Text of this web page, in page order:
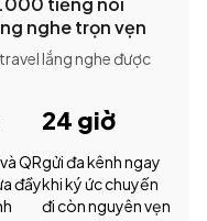
nghe trọn vẹn
lắng nghe được
QR
đầy
24 giờ
gửi đa kênh ngay
khi ký ức chuyến
đi còn nguyên vẹn